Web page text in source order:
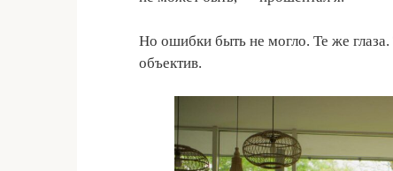
Но ошибки быть не могло. Те же
объектив.